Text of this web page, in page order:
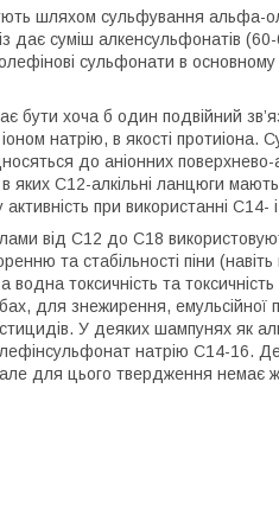
шляхом сульфування альфа-
дає суміш алкенсульфонатів
сульфонати в
хоча б один подвійний
натрію, в якості протиіона.
до аніонних
яких C12-алкільні ланцюги
при використанні C14-
від С12 до С18
та стабільності піни (навіть
водна токсичність та
для знежирення, емульсійної
У деяких шампунях як
натрію C14-16.
для цього твердження немає